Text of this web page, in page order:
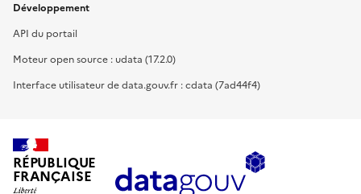
Développement
API du portail
Moteur open source : udata (17.2.0)
Interface utilisateur de data.gouv.fr : cdata (7ad44f4)
RÉPUBLIQUE
FRANÇAISE